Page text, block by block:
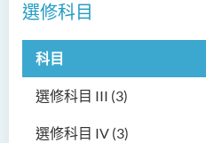
選修科目
科目
選修科目 III (3)
選修科目 IV (3)